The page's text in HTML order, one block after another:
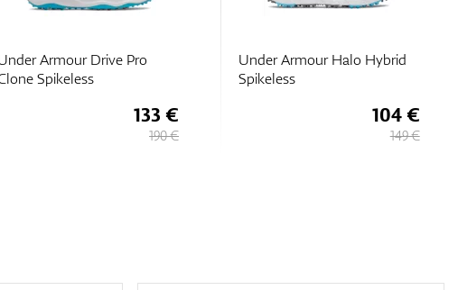
Armour Halo Hybrid
104 €
149 €
Under Armour Drive Pro SL
Wide
90 €
179 €